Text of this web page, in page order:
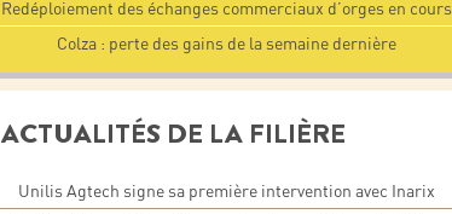
Redéploiement des échanges commerciaux d’orges en cours
Colza : perte des gains de la semaine dernière
ACTUALITÉS DE LA FILIÈRE
Unilis Agtech signe sa première intervention avec Inarix